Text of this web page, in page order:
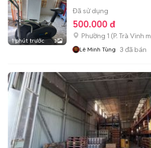
1 phút trước 3
Đã sử dụng
500.000 đ
Phường 1 (P. Trà Vinh
Lê Minh Tùng 3 đã bán